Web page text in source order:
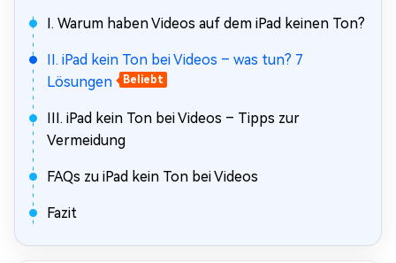
I. Warum haben Videos auf dem iPad keinen Ton?
II. iPad kein Ton bei Videos – was tun? 7
Lösungen
Beliebt
III. iPad kein Ton bei Videos – Tipps zur
Vermeidung
FAQs zu iPad kein Ton bei Videos
Fazit